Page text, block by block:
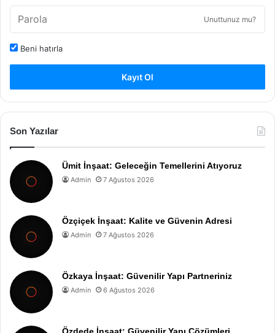
Unuttunuz mu?
Beni hatırla
Kayıt Ol
Son Yazılar
Ümit İnşaat: Geleceğin Temellerini Atıyoruz
Admin 7 Ağustos 2026
Özçiçek İnşaat: Kalite ve Güvenin Adresi
Admin 7 Ağustos 2026
Özkaya İnşaat: Güvenilir Yapı Partneriniz
Admin 6 Ağustos 2026